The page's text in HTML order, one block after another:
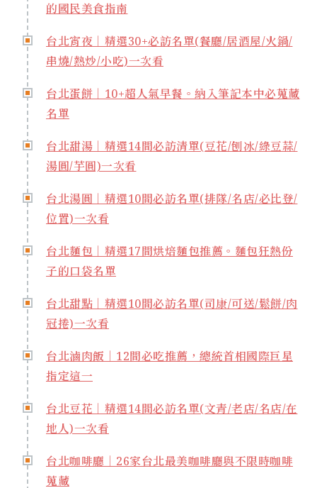
的國民美食指南
台北宵夜｜精選30+必訪名單(餐廳/居酒屋/火鍋/
串燒/熱炒/小吃)一次看
台北蛋餅｜10+超人氣早餐。納入筆記本中必蒐藏
名單
台北甜湯｜精選14間必訪清單(豆花/刨冰/綠豆蒜/
湯圓/芋圓)一次看
台北湯圓｜精選10間必訪名單(排隊/名店/必比登/
位置)一次看
台北麵包｜精選17間烘焙麵包推薦。麵包狂熱份
子的口袋名單
台北甜點｜精選10間必訪名單(司康/可送/鬆餅/肉
冠捲)一次看
台北滷肉飯｜12間必吃推薦，總統首相國際巨星
指定這一
台北豆花｜精選14間必訪名單(文青/老店/名店/在
地人)一次看
台北咖啡廳｜26家台北最美咖啡廳與不限時咖啡
蒐藏